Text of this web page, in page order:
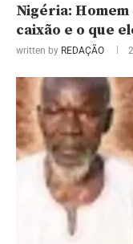
Nigéria: Homem
caixão e o que
written by REDAÇÃO